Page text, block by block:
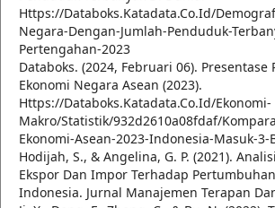
Https://Databoks.Katadata.Co.Id/
Negara-Dengan-Jumlah-Penduduk-
Pertengahan-2023
Databoks. (2024, Februari 06).
Ekonomi Negara Asean (2023).
Https://Databoks.Katadata.Co.Id/Ekonomi-
Makro/Statistik/932d2610a08fdaf/
Ekonomi-Asean-2023-Indonesia-Masuk-3-
Hodijah, S., & Angelina, G. P. (2021).
Ekspor Dan Impor Terhadap
Indonesia. Jurnal Manajemen Terapan